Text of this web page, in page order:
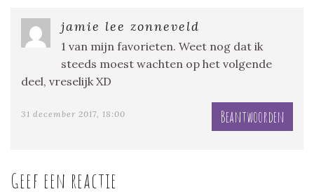
jamie lee zonneveld
1 van mijn favorieten. Weet nog dat ik
steeds moest wachten op het volgende
deel, vreselijk XD
31 december 2017, 18:00 Beantwoorden
Geef een reactie